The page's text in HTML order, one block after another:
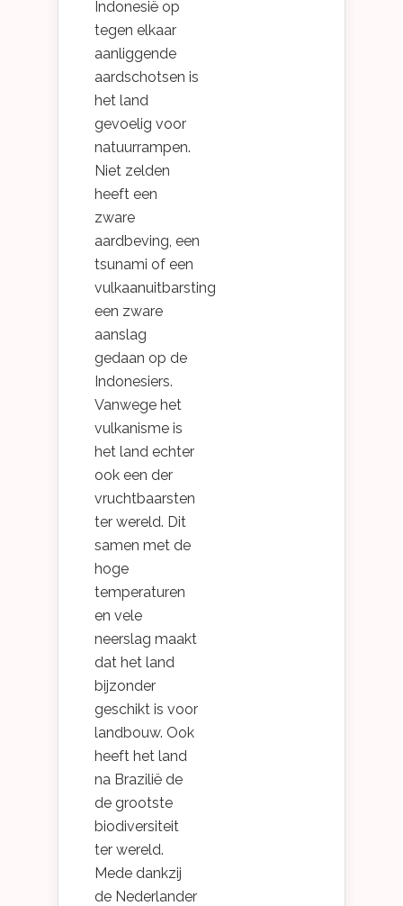
Indonesië op
tegen elkaar
aanliggende
aardschotsen is
het land
gevoelig voor
natuurrampen.
Niet zelden
heeft een
zware
aardbeving, een
tsunami of een
vulkaanuitbarsting
een zware
aanslag
gedaan op de
Indonesiers.
Vanwege het
vulkanisme is
het land echter
ook een der
vruchtbaarsten
ter wereld. Dit
samen met de
hoge
temperaturen
en vele
neerslag maakt
dat het land
bijzonder
geschikt is voor
landbouw. Ook
heeft het land
na Brazilië de
de grootste
biodiversiteit
ter wereld.
Mede dankzij
de Nederlander